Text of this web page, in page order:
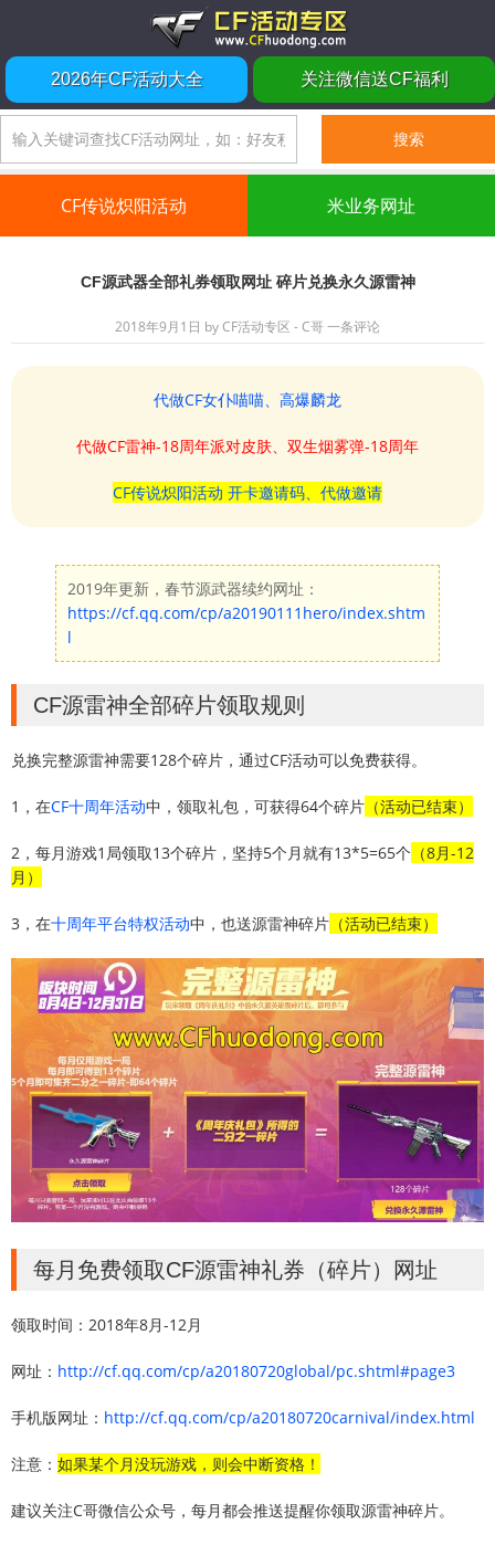
2026年CF活动大全 关注微信送CF福利
CF传说炽阳活动 米业务网址
CF源武器全部礼券领取网址 碎片兑换永久源雷神
2018年9月1日 byCF活动专区 - C哥一条评论
代做CF女仆喵喵、高爆麟龙
代做CF雷神-18周年派对皮肤、双生烟雾弹-18周年
CF传说炽阳活动 开卡邀请码、代做邀请
2019年更新，春节源武器续约网址：
https://cf.qq.com/cp/a20190111hero/index.shtm
l
CF源雷神全部碎片领取规则
兑换完整源雷神需要128个碎片，通过CF活动可以免费获得。
1，在CF十周年活动中，领取礼包，可获得64个碎片 （活动已结束）
2，每月游戏1局领取13个碎片，坚持5个月就有13*5=65个 （8月-12
月）
3，在十周年平台特权活动中，也送源雷神碎片 （活动已结束）
每月免费领取CF源雷神礼券（碎片）网址
领取时间：2018年8月-12月
网址： http://cf.qq.com/cp/a20180720global/pc.shtml#page3
手机版网址： http://cf.qq.com/cp/a20180720carnival/index.html
注意： 如果某个月没玩游戏，则会中断资格！
建议关注C哥微信公众号，每月都会推送提醒你领取源雷神碎片。